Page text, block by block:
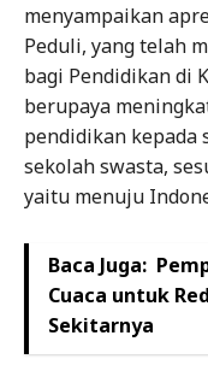
menyampaikan
Peduli, yang telah
bagi Pendidikan di
berupaya
pendidikan kepada
sekolah swasta,
yaitu menuju
Baca Juga:
Cuaca untuk
Sekitarnya